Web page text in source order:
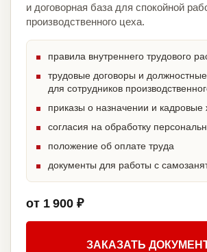
и договорная база для спокойной
производственного цеха.
правила внутреннего трудового
трудовые договоры и
для сотрудников
приказы о назначении и кадровые
согласия на обработку
положение об оплате труда
документы для работы с
от 1 900 ₽
ЗАКАЗАТЬ